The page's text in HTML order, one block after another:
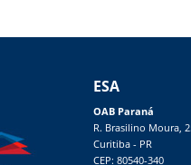
ESA
OAB Paraná
R. Brasilino Moura,
Curitiba - PR
CEP: 80540-340